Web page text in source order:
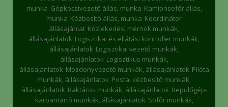
munka Gépkocsivezető állás, munka Kamionsofőr állás,
munka Kézbesítő állás, munka Koordinátor
állásajánlat Közlekedési mérnök munkák,
állásajánlatok Logisztikai és ellátási kontroller munkák,
állásajánlatok Logisztikai vezető munkák,
állásajánlatok Logisztikus munkák,
állásajánlatok Mozdonyvezető munkák, állásajánlatok Pilóta
munkák, állásajánlatok Postai kézbesítő munkák,
állásajánlatok Raktáros munkák, állásajánlatok Repülőgép-
karbantartó munkák, állásajánlatok Sofőr munkák,